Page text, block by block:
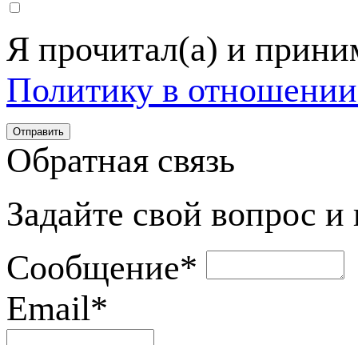
Я прочитал(а) и
Политику в
Обратная связь
Задайте свой вопрос
Сообщение*
Email*